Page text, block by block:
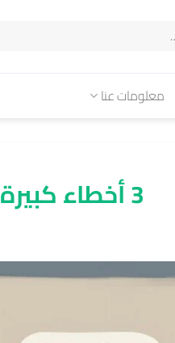
معلومات عنا
3 أخطاء كبيرة يرتكبها الأذكياء في التعلم